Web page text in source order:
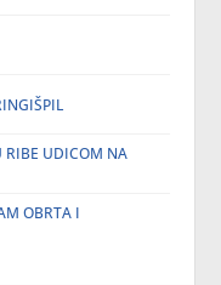
RIBE UDICOM NA
OBRTA I